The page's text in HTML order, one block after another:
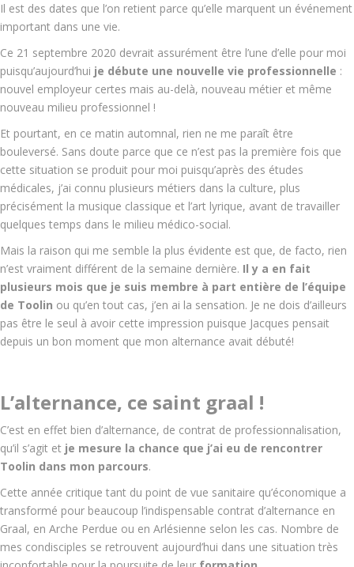
Il est des dates que l’on retient parce qu’elle marquent un événement
important dans une vie.
Ce 21 septembre 2020 devrait assurément être l’une d’elle pour moi
puisqu’aujourd’hui je débute une nouvelle vie professionnelle :
nouvel employeur certes mais au-delà, nouveau métier et même
nouveau milieu professionnel !
Et pourtant, en ce matin automnal, rien ne me paraît être
bouleversé. Sans doute parce que ce n’est pas la première fois que
cette situation se produit pour moi puisqu’après des études
médicales, j’ai connu plusieurs métiers dans la culture, plus
précisément la musique classique et l’art lyrique, avant de travailler
quelques temps dans le milieu médico-social.
Mais la raison qui me semble la plus évidente est que, de facto, rien
n’est vraiment différent de la semaine dernière. Il y a en fait
plusieurs mois que je suis membre à part entière de l’équipe
de Toolin ou qu’en tout cas, j’en ai la sensation. Je ne dois d’ailleurs
pas être le seul à avoir cette impression puisque Jacques pensait
depuis un bon moment que mon alternance avait débuté!
L’alternance, ce saint graal !
C’est en effet bien d’alternance, de contrat de professionnalisation,
qu’il s’agit et je mesure la chance que j’ai eu de rencontrer
Toolin dans mon parcours.
Cette année critique tant du point de vue sanitaire qu’économique a
transformé pour beaucoup l’indispensable contrat d’alternance en
Graal, en Arche Perdue ou en Arlésienne selon les cas. Nombre de
mes condisciples se retrouvent aujourd’hui dans une situation très